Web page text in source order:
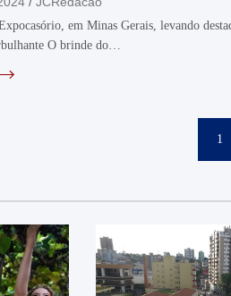
em Minas Gerais, levando
O brinde do…
1